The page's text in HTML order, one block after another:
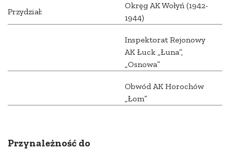
Przydział:
Okręg AK Wołyń (1942-
1944)
Inspektorat Rejonowy
AK Łuck „Łuna”,
„Osnowa”
Obwód AK Horochów
„Łom”
Przynależność do